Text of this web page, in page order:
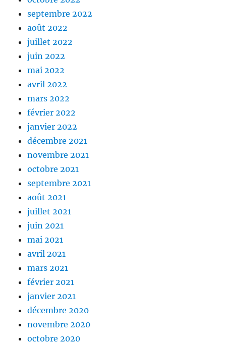
septembre 2022
août 2022
juillet 2022
juin 2022
mai 2022
avril 2022
mars 2022
février 2022
janvier 2022
décembre 2021
novembre 2021
octobre 2021
septembre 2021
août 2021
juillet 2021
juin 2021
mai 2021
avril 2021
mars 2021
février 2021
janvier 2021
décembre 2020
novembre 2020
octobre 2020